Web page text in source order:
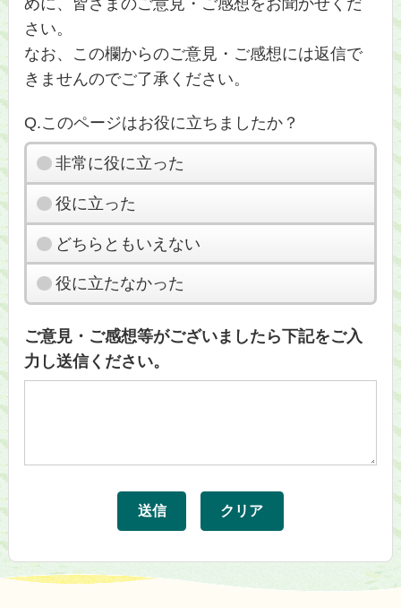
めに、皆さまのご意見・ご感想をお聞かせくだ
さい。
なお、この欄からのご意見・ご感想には返信で
きませんのでご了承ください。
Q.このページはお役に立ちましたか？
非常に役に立った
役に立った
どちらともいえない
役に立たなかった
ご意見・ご感想等がございましたら下記をご入
力し送信ください。